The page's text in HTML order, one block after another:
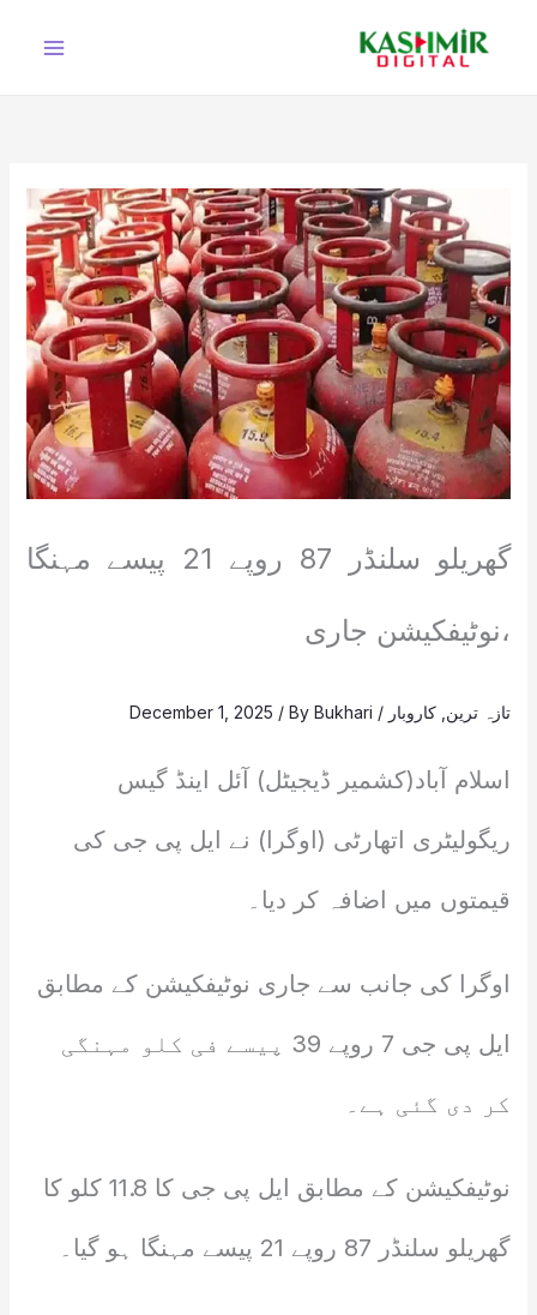
گھریلو سلنڈر 87 روپے 21 پیسے مہنگا
،نوٹیفکیشن جاری
تازہ ترین کاروبار /
December 1, 2025 / ByBukhari
اسلام آباد(کشمیر ڈیجیٹل) آئل اینڈ گیس
ریگولیٹری اتھارٹی (اوگرا) نے ایل پی جی کی
قیمتوں میں اضافہ کر دیا۔
اوگرا کی جانب سے جاری نوٹیفکیشن کے مطابق
ایل پی جی 7 روپے 39 پیسے فی کلو مہنگی
کر دی گئی ہے۔
نوٹیفکیشن کے مطابق ایل پی جی کا 11.8 کلو کا
گھریلو سلنڈر 87 روپے 21 پیسے مہنگا ہو گیا۔